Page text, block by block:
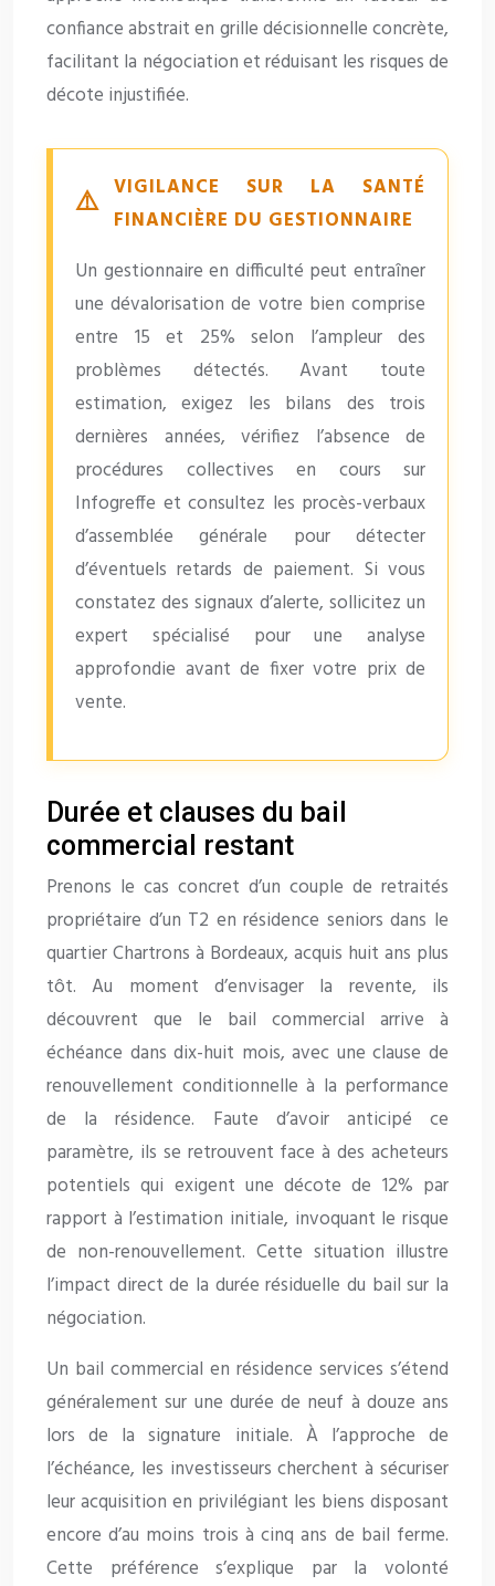
confiance abstrait en grille décisionnelle concrète,
facilitant la négociation et réduisant les risques de
décote injustifiée.
VIGILANCE SUR LA SANTÉ
FINANCIÈRE DU GESTIONNAIRE
Un gestionnaire en difficulté peut entraîner
une dévalorisation de votre bien comprise
entre 15 et 25% selon l’ampleur des
problèmes détectés. Avant toute
estimation, exigez les bilans des trois
dernières années, vérifiez l’absence de
procédures collectives en cours sur
Infogreffe et consultez les procès-verbaux
d’assemblée générale pour détecter
d’éventuels retards de paiement. Si vous
constatez des signaux d’alerte, sollicitez un
expert spécialisé pour une analyse
approfondie avant de fixer votre prix de
vente.
Durée et clauses du bail
commercial restant
Prenons le cas concret d’un couple de retraités
propriétaire d’un T2 en résidence seniors dans le
quartier Chartrons à Bordeaux, acquis huit ans plus
tôt. Au moment d’envisager la revente, ils
découvrent que le bail commercial arrive à
échéance dans dix-huit mois, avec une clause de
renouvellement conditionnelle à la performance
de la résidence. Faute d’avoir anticipé ce
paramètre, ils se retrouvent face à des acheteurs
potentiels qui exigent une décote de 12% par
rapport à l’estimation initiale, invoquant le risque
de non-renouvellement. Cette situation illustre
l’impact direct de la durée résiduelle du bail sur la
négociation.
Un bail commercial en résidence services s’étend
généralement sur une durée de neuf à douze ans
lors de la signature initiale. À l’approche de
l’échéance, les investisseurs cherchent à sécuriser
leur acquisition en privilégiant les biens disposant
encore d’au moins trois à cinq ans de bail ferme.
Cette préférence s’explique par la volonté